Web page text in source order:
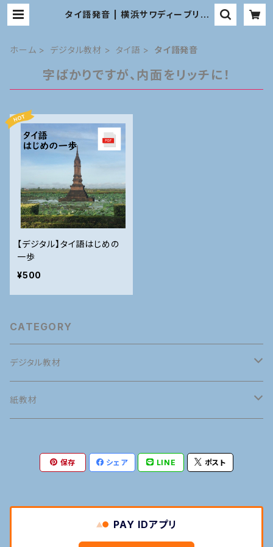
タイ語発音 | 横浜サワディーブリッ
ホーム デジタル教材 タイ語 タイ語発音
字ばかりですが、内面をリッチに！
【デジタル】タイ語はじめの
一歩
¥500
CATEGORY
デジタル教材
英語
接客英会話
旅行英会話
タイ語発音
旅行タイ語
語学の専門用語
紙教材
英語発音
接客英会話
タイ語発音
マナー
保存 シェア LINE ポスト
PAY IDアプリ